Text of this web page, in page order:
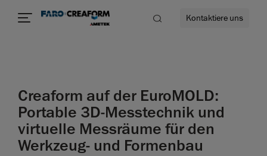
Kontaktiere uns
Creaform auf der EuroMOLD:
Portable 3D-Messtechnik und
virtuelle Messräume für den
Werkzeug- und Formenbau